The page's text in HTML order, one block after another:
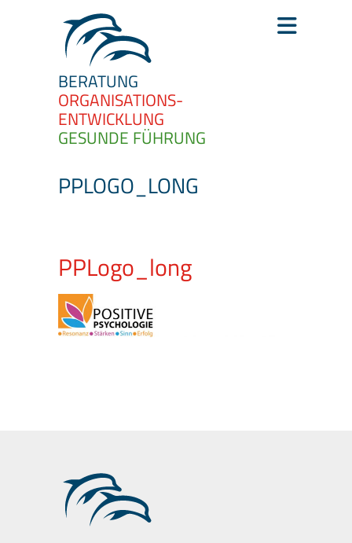
BERATUNG
ORGANISATIONS­
ENTWICKLUNG
GESUNDE FÜHRUNG
PPLOGO_LONG
PPLogo_long